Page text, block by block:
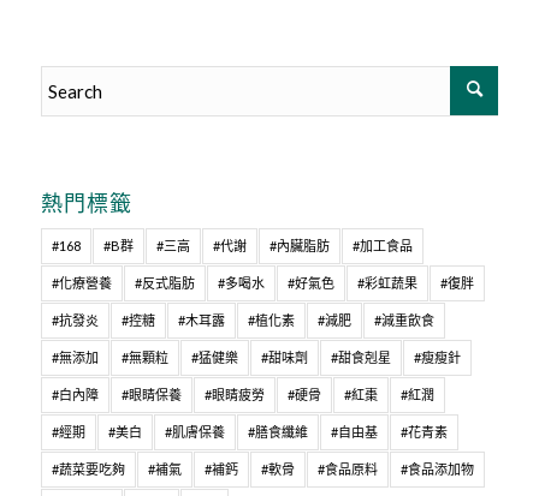
熱門標籤
#168 #B群 #三高 #代謝 #內臟脂肪 #加工食品
#化療營養 #反式脂肪 #多喝水 #好氣色 #彩虹蔬果 #復胖
#抗發炎 #控糖 #木耳露 #植化素 #減肥 #減重飲食
#無添加 #無顆粒 #猛健樂 #甜味劑 #甜食剋星 #瘦瘦針
#白內障 #眼睛保養 #眼睛疲勞 #硬骨 #紅棗 #紅潤
#經期 #美白 #肌膚保養 #膳食纖維 #自由基 #花青素
#蔬菜要吃夠 #補氣 #補鈣 #軟骨 #食品原料 #食品添加物